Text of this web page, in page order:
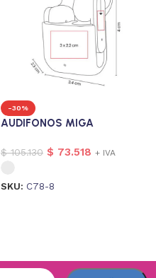
-30%
AUDIFONOS MIGA
$105.130 $ 73.518 + IVA
SKU: C78-8